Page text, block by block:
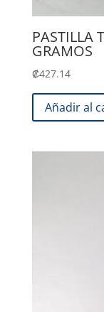
PASTILLA
GRAMOS
₡427.14
Añadir al